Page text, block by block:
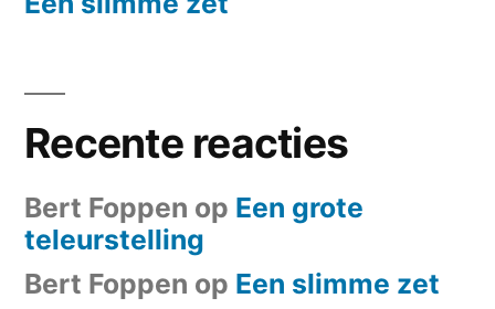
Recente reacties
Bert Foppen op Een grote
teleurstelling
Bert Foppen op Een slimme zet